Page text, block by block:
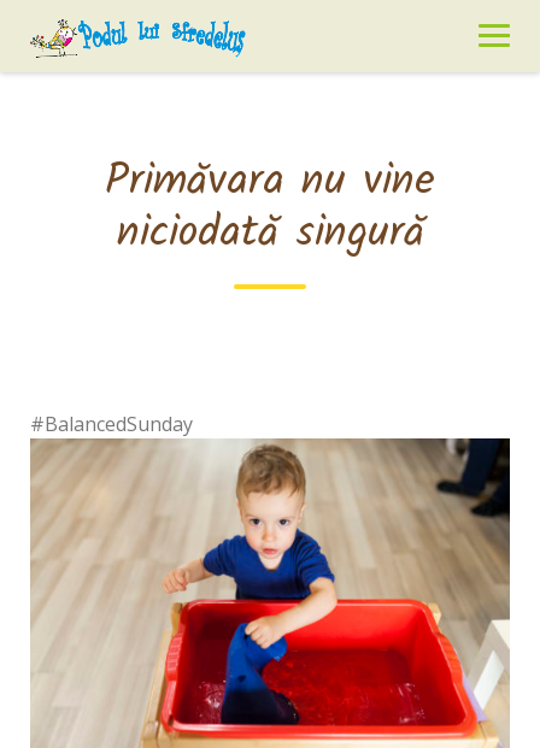
content
Primăvara nu vine
niciodată singură
#BalancedSunday